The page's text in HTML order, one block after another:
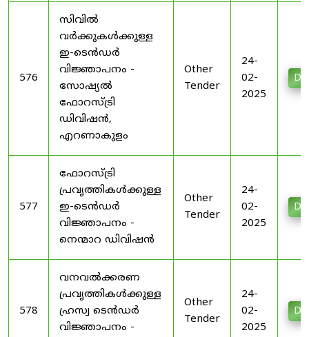
576
സിവിൽ
വർക്കുകൾക്കുള്ള
ഇ-ടെൻഡർ
വിജ്ഞാപനം -
സോഷ്യൽ
ഫോറസ്ട്രി
ഡിവിഷൻ,
എറണാകുളം
Other
Tender
24-
02-
2025
577
ഫോറസ്ട്രി
പ്രവൃത്തികൾക്കുള്ള
ഇ-ടെൻഡർ
വിജ്ഞാപനം -
നെന്മാറ ഡിവിഷൻ
Other
Tender
24-
02-
2025
578
വനവൽക്കരണ
പ്രവൃത്തികൾക്കുള്ള
ഹ്രസ്വ ടെൻഡർ
വിജ്ഞാപനം -
Other
Tender
24-
02-
2025